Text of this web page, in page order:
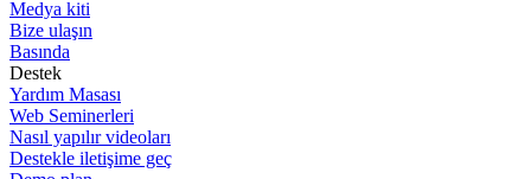
Medya kiti
Bize ulaşın
Basında
Destek
Yardım Masası
Web Seminerleri
Nasıl yapılır videoları
Destekle iletişime geç